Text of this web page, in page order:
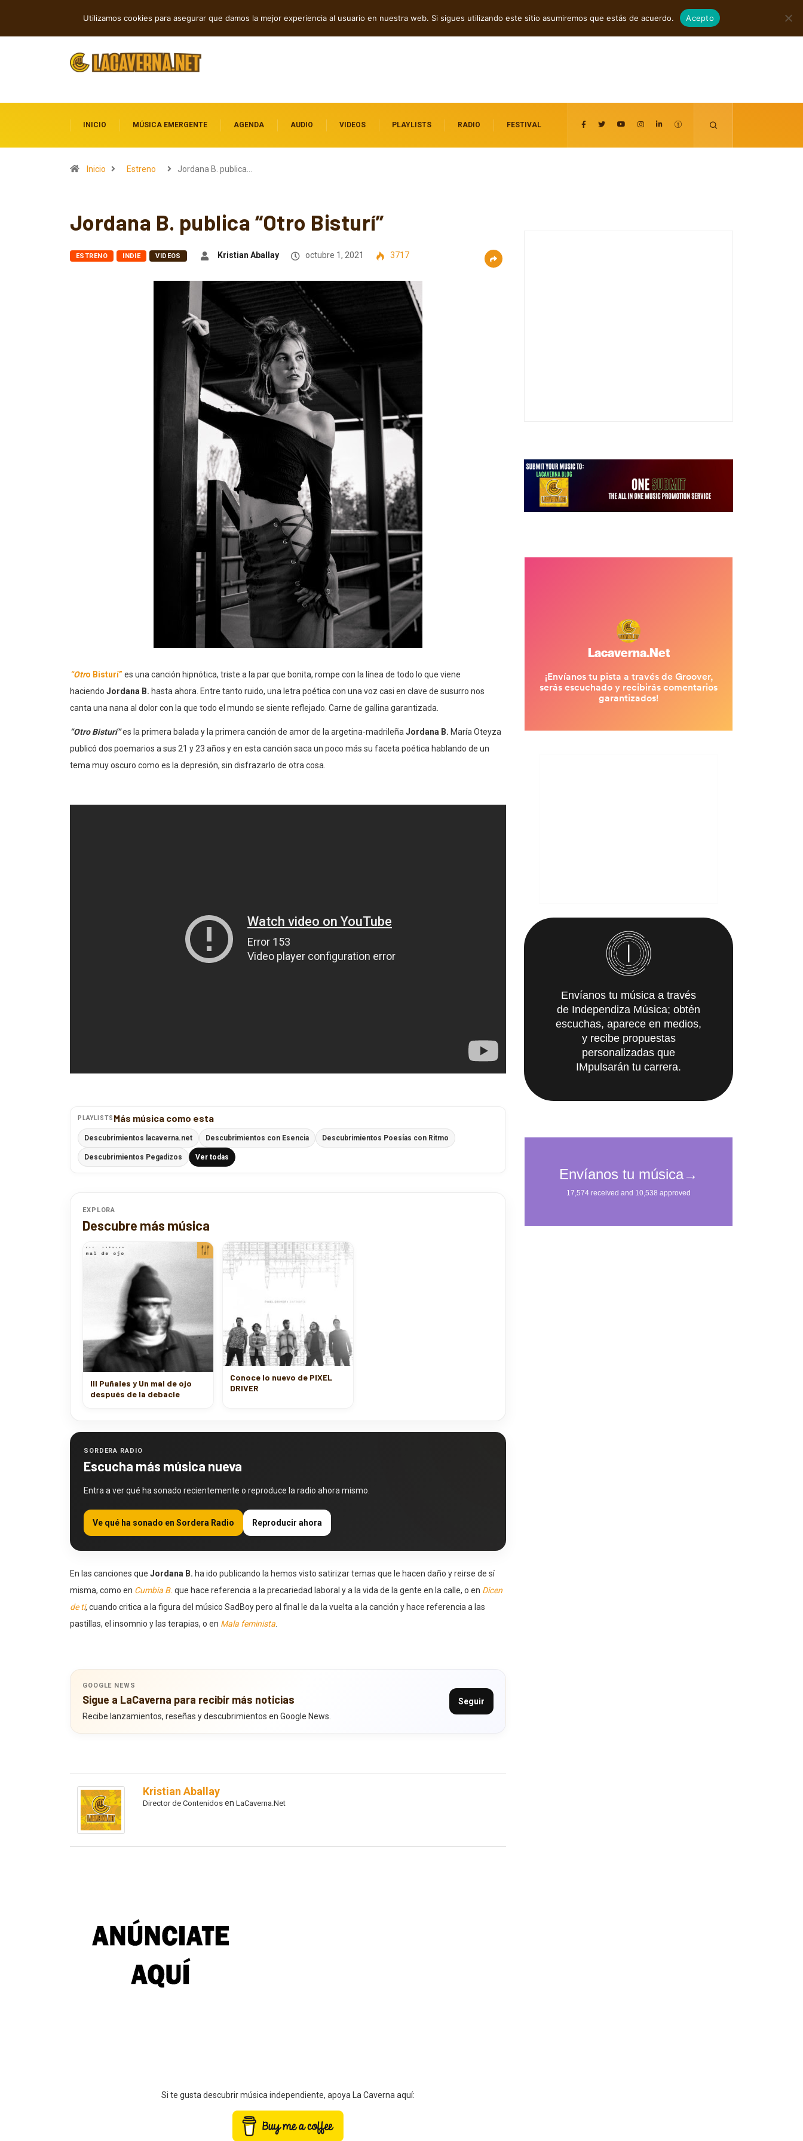
agosto 7, 2026
INICIO MÚSICA EMERGENTE AGENDA AUDIO VIDEOS PLAYLISTS RADIO FESTIVAL
Inicio Estreno Jordana B. publica…
Jordana B. publica “Otro Bisturí”
ESTRENO INDIE VIDEOS Kristian Aballay octubre 1, 2021 3717
“Otro Bisturí” es una canción hipnótica, triste a la par que bonita, rompe con la línea de todo lo que viene
haciendo Jordana B. hasta ahora. Entre tanto ruido, una letra poética con una voz casi en clave de susurro nos
canta una nana al dolor con la que todo el mundo se siente reflejado. Carne de gallina garantizada.
“Otro Bisturí”es la primera balada y la primera canción de amor de la argetina-madrileña Jordana B. María Oteyza
publicó dos poemarios a sus 21 y 23 años y en esta canción saca un poco más su faceta poética hablando de un
tema muy oscuro como es la depresión, sin disfrazarlo de otra cosa.
PLAYLISTS Más música como esta
Descubrimientos lacaverna.net Descubrimientos con Esencia Descubrimientos Poesías con Ritmo
Descubrimientos Pegadizos Ver todas
EXPLORA
Descubre más música
III Puñales y Un mal de ojo
después de la debacle
Conoce lo nuevo de PIXEL
DRIVER
SORDERA RADIO
Escucha más música nueva
Entra a ver qué ha sonado recientemente o reproduce la radio ahora mismo.
Ve qué ha sonado en Sordera Radio Reproducir ahora
En las canciones que Jordana B. ha ido publicando la hemos visto satirizar temas que le hacen daño y reirse de sí
misma, como en Cumbia B. que hace referencia a la precariedad laboral y a la vida de la gente en la calle, o en Dicen
de ti, cuando critica a la figura del músico SadBoy pero al final le da la vuelta a la canción y hace referencia a las
pastillas, el insomnio y las terapias, o en Mala feminista
GOOGLE NEWS
Sigue a LaCaverna para recibir más noticias
Recibe lanzamientos, reseñas y descubrimientos en Google News.
Seguir
Kristian Aballay
Director de Contenidos en LaCaverna.Net
Si te gusta descubrir música independiente, apoya La Caverna aquí:
Envíanos tu música a través
de Independiza Música; obtén
escuchas, aparece en medios,
y recibe propuestas
personalizadas que
IMpulsarán tu carrera.
Utilizamos cookies para asegurar que damos la mejor experiencia al usuario en nuestra web. Si sigues utilizando este sitio asumiremos que estás de acuerdo. Acepto